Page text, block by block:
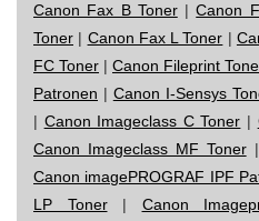
Canon Fax B Toner|Canon
Toner | Canon Fax L Toner |
FC Toner | Canon Fileprint
Patronen | Canon I-Sensys
| Canon Imageclass C Toner |
Canon Imageclass MF Toner
Canon imagePROGRAF IPF
LP Toner| Canon